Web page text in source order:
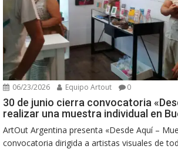
06/23/2026 Equipo Artout 0
30 de junio cierra convocatoria
realizar una muestra individual en
ArtOut Argentina presenta «Desde Aquí –
convocatoria dirigida a artistas visuales de